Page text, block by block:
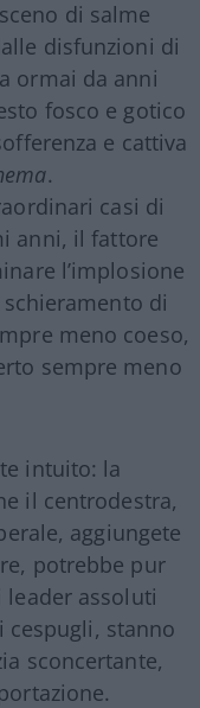
di salme
disfunzioni di
ormai da anni
fosco e gotico
e cattiva
.
casi di
anni, il fattore
l’implosione
di
meno coeso,
sempre meno
intuito: la
il centrodestra,
aggiungete
potrebbe pur
leader assoluti
stanno
sconcertante,